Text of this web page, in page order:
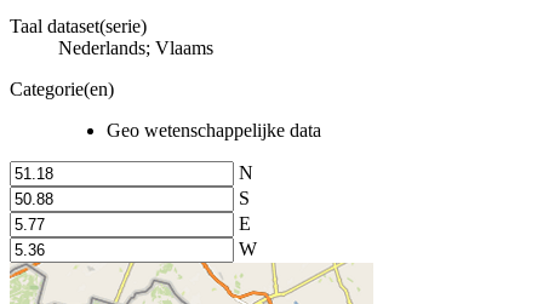
Taal dataset(serie)
Nederlands; Vlaams
Categorie(en)
Geo wetenschappelijke data
N
S
E
W